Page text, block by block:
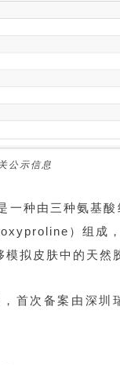
公示信息
种由三种氨基酸
）组成
拟皮肤中的天然
首次备案由深圳